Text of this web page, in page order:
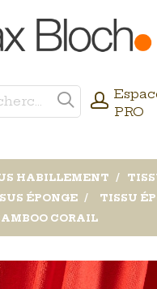
PRO
HABILLEMENT
ÉPONGE
TISSU
CORAIL